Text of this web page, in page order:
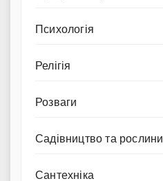
Психологія
Релігія
Розваги
Садівництво та рослини
Сантехніка